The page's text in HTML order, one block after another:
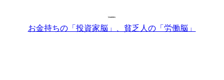
お金持ちの「投資家脳」、貧乏人の「労働脳」